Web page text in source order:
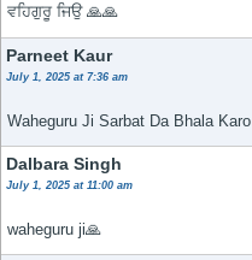
ਵਹਿਗੁਰੂ ਜਿਉ 🙏🙏
Parneet Kaur
July 1, 2025 at 7:36 am
Waheguru Ji Sarbat Da Bhala Karo
Dalbara Singh
July 1, 2025 at 11:00 am
waheguru ji🙏